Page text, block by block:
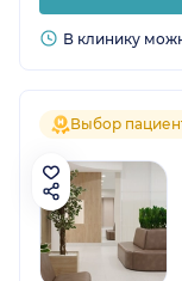
В клинику
Выбор